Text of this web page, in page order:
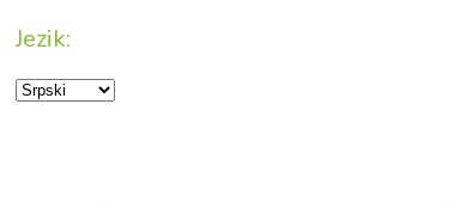
Jezik: